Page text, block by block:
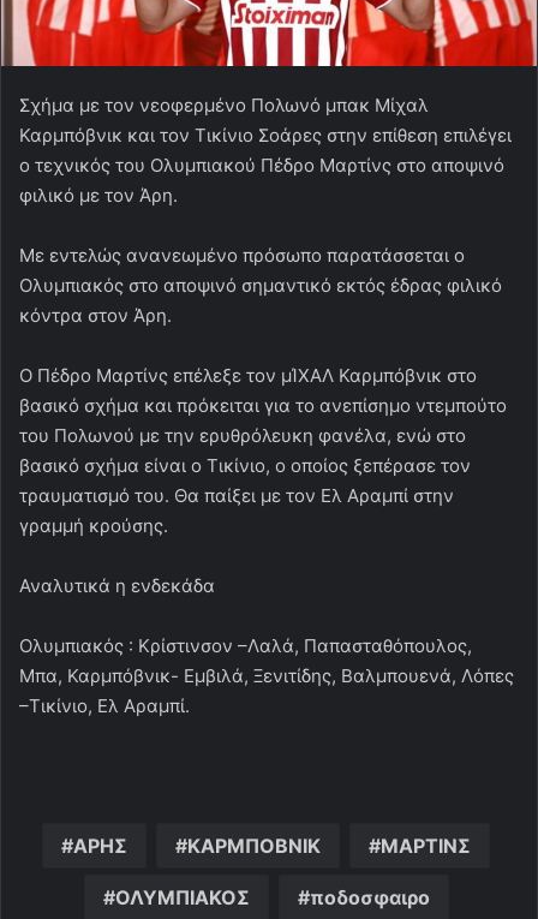
Σχήμα με τον νεοφερμένο Πολωνό μπακ Μίχαλ
Καρμπόβνικ και τον Τικίνιο Σοάρες στην επίθεση επιλέγει
ο τεχνικός του Ολυμπιακού Πέδρο Μαρτίνς στο αποψινό
φιλικό με τον Άρη.
Με εντελώς ανανεωμένο πρόσωπο παρατάσσεται ο
Ολυμπιακός στο αποψινό σημαντικό εκτός έδρας φιλικό
κόντρα στον Άρη.
Ο Πέδρο Μαρτίνς επέλεξε τον μΊΧΑΛ Καρμπόβνικ στο
βασικό σχήμα και πρόκειται για το ανεπίσημο ντεμπούτο
του Πολωνού με την ερυθρόλευκη φανέλα, ενώ στο
βασικό σχήμα είναι ο Τικίνιο, ο οποίος ξεπέρασε τον
τραυματισμό του. Θα παίξει με τον Ελ Αραμπί στην
γραμμή κρούσης.
Αναλυτικά η ενδεκάδα
Ολυμπιακός : Κρίστινσον –Λαλά, Παπασταθόπουλος,
Μπα, Καρμπόβνικ- Εμβιλά, Ξενιτίδης, Βαλμπουενά, Λόπες
–Τικίνιο, Ελ Αραμπί.
ΑΡΗΣ ΚΑΡΜΠΟΒΝΙΚ ΜΑΡΤΙΝΣ
ΟΛΥΜΠΙΑΚΟΣ ποδοσφαιρο